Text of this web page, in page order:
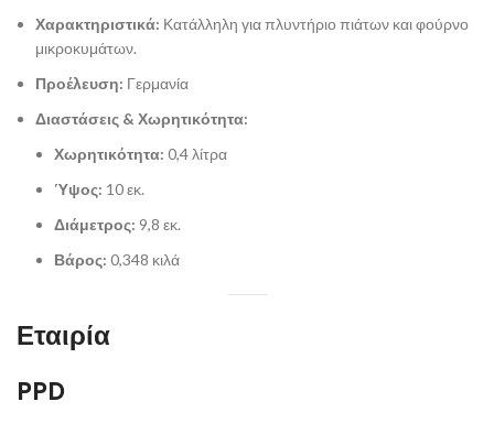
Χαρακτηριστικά: Κατάλληλη για πλυντήριο πιάτων και φούρνο
μικροκυμάτων.
Προέλευση: Γερμανία
Διαστάσεις & Χωρητικότητα:
Χωρητικότητα: 0,4 λίτρα
Ύψος: 10 εκ.
Διάμετρος: 9,8 εκ.
Βάρος: 0,348 κιλά
Εταιρία
PPD